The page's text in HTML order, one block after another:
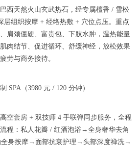
天然火山玄武热石，经专属檀香 / 雪松
层组织按摩 + 经络热敷 + 穴位点压。重点
肩颈僵硬、富贵包、下肢水肿，温热能量
肉结节、促进循环、舒缓神经，放松效果
劳与商务接待。
（3980 元 / 120 分钟）
套房 + 双技师 4 手联弹同步服务，全程
程：私人花瓣 / 红酒泡浴→全身奢华去角
身按摩→面部抗衰护理→头部深度禅洗→